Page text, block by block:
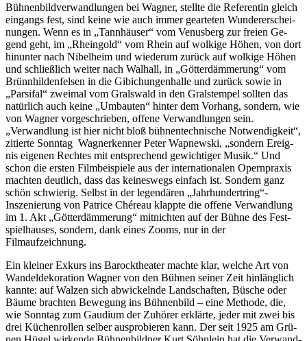
Büh­nen­bild­ver­wand­lun­gen bei Wag­ner, stell­te die Re­fe­ren­tin gleich
ein­gangs fest, sind kei­ne wie auch im­mer ge­ar­te­ten Wun­der­erschei­
nun­gen. Wenn es in „Tann­häu­ser“ vom Ve­nus­berg zur frei­en Ge­
gend geht, im „Rhein­gold“ vom Rhein auf wol­ki­ge Hö­hen, von dort
hin­un­ter nach Ni­bel­heim und wie­der­um zu­rück auf wol­ki­ge Hö­hen
und schließ­lich wei­ter nach Wal­hall, in „Göt­ter­däm­me­rung“ vom
Brünn­hil­den­fel­sen in die Gi­bi­chun­gen­hal­le und zu­rück so­wie in
„Par­si­fal“ zwei­mal vom Grals­wald in den Grals­tem­pel soll­ten das
na­tür­lich auch kei­ne „Um­bau­ten“ hin­ter dem Vor­hang, son­dern, wie
von Wag­ner vor­ge­schrie­ben, of­fe­ne Ver­wand­lun­gen sein.
„Ver­wand­lung ist hier nicht bloß büh­nen­tech­ni­sche Not­wen­dig­keit“,
zi­tier­te Sonn­tag Wag­ner­ken­ner Pe­ter Wapnew­s­ki, „son­dern Er­eig­
nis ei­ge­nen Rech­tes mit ent­spre­chend ge­wich­ti­ger Mu­sik.“ Und
schon die ers­ten Film­bei­spie­le aus der in­ter­na­tio­na­len Opern­pra­xis
mach­ten deut­lich, dass das kei­nes­wegs ein­fach ist. Son­dern ganz
schön schwie­rig. Selbst in der le­gen­dä­ren „Jahrhundertring“-
Inszenierung von Pa­tri­ce Ché­reau klapp­te die of­fe­ne Ver­wand­lung
im 1. Akt „Göt­ter­däm­me­rung“ mit­nich­ten auf der Büh­ne des Fest­
spiel­hau­ses, son­dern, dank ei­nes Zooms, nur in der
Filmaufzeichnung.
Ein klei­ner Ex­kurs ins Ba­rock­thea­ter mach­te klar, wel­che Art von
Wan­del­de­ko­ra­ti­on Wag­ner von den Büh­nen sei­ner Zeit hin­läng­lich
kann­te: auf Wal­zen sich ab­wi­ckeln­de Land­schaf­ten, Bü­sche oder
Bäu­me brach­ten Be­we­gung ins Büh­nen­bild – eine Me­tho­de, die,
wie Sonn­tag zum Gau­di­um der Zu­hö­rer er­klär­te, je­der mit zwei bis
drei Kü­chen­rol­len sel­ber aus­pro­bie­ren kann. Der seit 1925 am Grü­